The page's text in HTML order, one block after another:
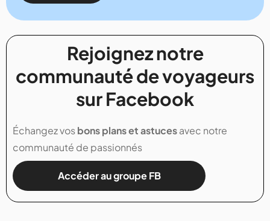
Rejoignez notre
communauté de voyageurs
sur Facebook
Échangez vosbons plans et astucesavec notre
communauté de passionnés
Accéder au groupe FB